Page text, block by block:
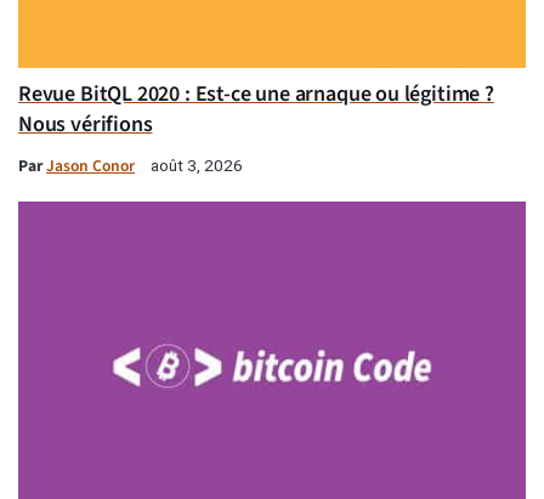
Revue BitQL 2020 : Est-ce une arnaque ou légitime ?
Nous vérifions
ParJason Conor août 3, 2026